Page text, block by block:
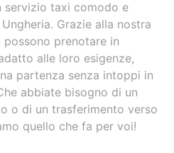
doubt!
servizio taxi comodo e
Grazie alla nostra
prenotare in
alle loro esigenze,
partenza senza intoppi in
abbiate bisogno di un
o di un trasferimento verso
quello che fa per voi!